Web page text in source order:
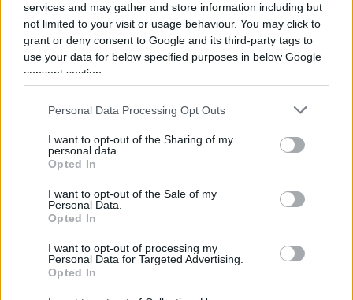
services and may gather and store information including but
not limited to your visit or usage behaviour. You may click to
grant or deny consent to Google and its third-party tags to
use your data for below specified purposes in below Google
consent section.
Personal Data Processing Opt Outs
I want to opt-out of the Sharing of my
personal data.
Opted In
I want to opt-out of the Sale of my
Personal Data.
Opted In
I want to opt-out of processing my
Personal Data for Targeted Advertising.
Opted In
stimabileSole24ore, ha riportato quegli eventi con
l’opportuna drammaticità, e comicità involontaria
quanto basta.
Ciampi non ha mai dimenticato quella telefonata
terribile di settembre del “signore della
Bundesbank
come diceva lui, la peggiore negli anni lunghissimi da
perfetta del ’92. Arriva mentre lui è a palazzo Chigi,
proprio nella stanza del presidente del Consiglio,
Giuliano Amato, la preoccupazione e l’ansia si
tagliano a fette, la lira è sotto attacco
[non è la lira